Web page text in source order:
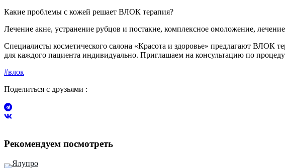
Какие проблемы с кожей решает ВЛОК терапия?
Лечение акне, устранение рубцов и постакне, комплексное омоложение,
Специалисты косметического салона «Красота и здоровье» предлагают ВЛОК
для каждого пациента индивидуально. Приглашаем на консультацию по
#влок
Поделиться с друзьями :
Рекомендуем посмотреть